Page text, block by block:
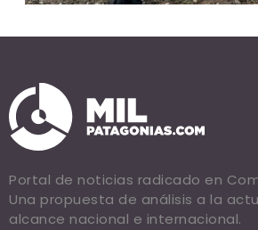
Portal de noticias radicado en
Una propuesta de análisis a la
alcance nacional e internacional.